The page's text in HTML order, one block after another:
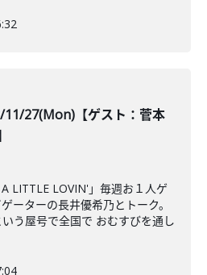
11/27(Mon)【ゲスト：菅本
A LITTLE LOVIN'」毎週お１人ゲ
ーターの長井優希乃とトーク。
いう屋号で全国で おむすびを通し